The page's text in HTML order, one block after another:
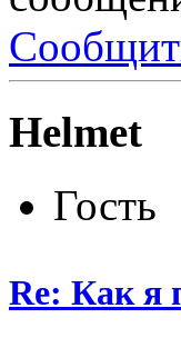
Helmet
Гость
Re: Как я